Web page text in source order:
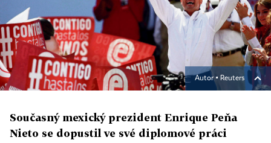
Autor ▪ Reuters
Současný mexický prezident Enrique Peňa
Nieto se dopustil ve své diplomové práci